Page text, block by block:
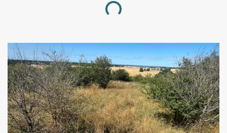
Loading...